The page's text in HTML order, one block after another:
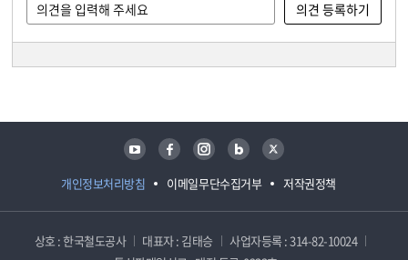
개인정보처리방침 이메일무단수집거부 저작권정책
유튜브 페이스북 인스타그램 블로그 트위터
상호 : 한국철도공사 대표자 : 김태승
사업자등록 : 314-82-10024